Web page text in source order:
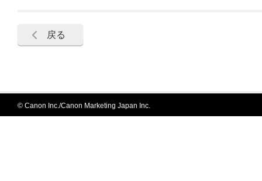
戻る
© Canon Inc./Canon Marketing Japan Inc.